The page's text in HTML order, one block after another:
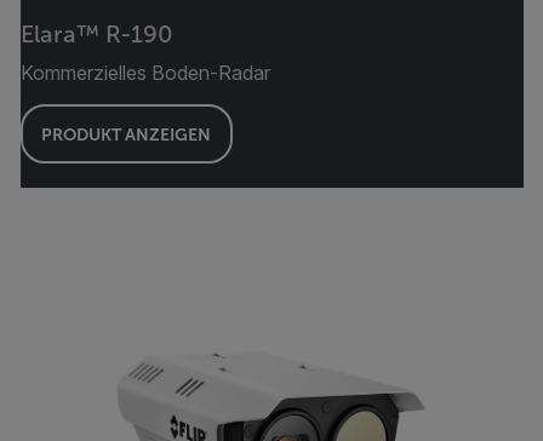
Elara™ R-190
Kommerzielles Boden-Radar
PRODUKT ANZEIGEN